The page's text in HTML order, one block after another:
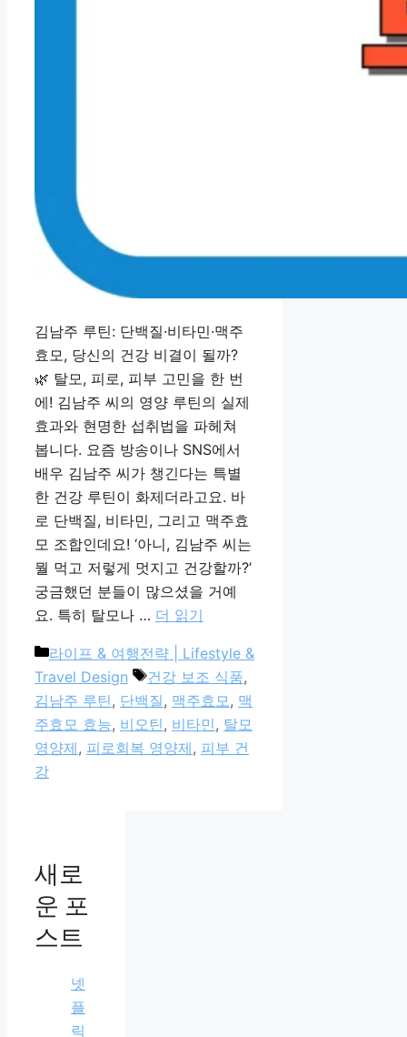
김남주 루틴: 단백질·비타민·맥주
효모, 당신의 건강 비결이 될까?
🌿 탈모, 피로, 피부 고민을 한 번
에! 김남주 씨의 영양 루틴의 실제
효과와 현명한 섭취법을 파헤쳐
봅니다. 요즘 방송이나 SNS에서
배우 김남주 씨가 챙긴다는 특별
한 건강 루틴이 화제더라고요. 바
로 단백질, 비타민, 그리고 맥주효
모 조합인데요! ‘아니, 김남주 씨는
뭘 먹고 저렇게 멋지고 건강할까?’
궁금했던 분들이 많으셨을 거예
요. 특히 탈모나 … 더 읽기
카
테
고
리
라이프 & 여행전략 | Lifestyle &
Travel Design
태
그
건강 보조 식품,
김남주 루틴, 단백질, 맥주효모 , 맥
주효모 효능, 비오틴, 비타민, 탈모
영양제, 피로회복 영양제, 피부 건
강
새로
운 포
스트
넷
플
릭